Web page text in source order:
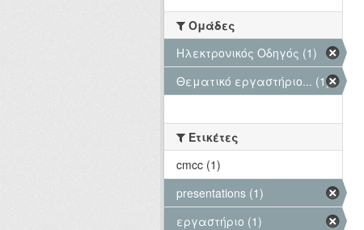
Ομάδες
Hλεκτρονικός Οδηγός (1)
Θεματικό εργαστήριο... (1)
Ετικέτες
cmcc (1)
presentations (1)
εργαστήριο (1)